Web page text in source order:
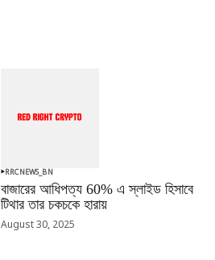
RRCNEWS_BN
বাজারের আধিপত্য 60% এ স্লাইড হিসাবে
টিথার তার চকচকে হারায়
August 30, 2025